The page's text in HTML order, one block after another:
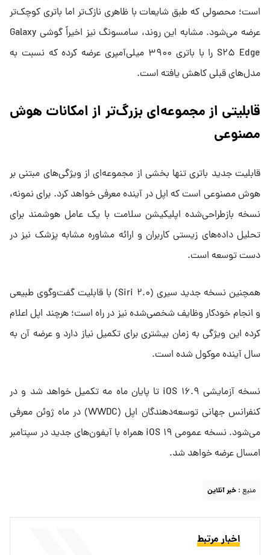
است؛ محصولی که طبق شایعات با ظاهری نازک‌تر اما باتری کوچک‌تر
عرضه می‌شود. مشابه این روند، سامسونگ نیز اخیراً گوشی Galaxy
S۲۵ Edge را با باتری ۳۹۰۰ میلی‌آمپری عرضه کرده که نسبت به
مدل‌های قبلی کاهش یافته است.
قابلیتی از مجموعه‌ای بزرگ‌تر از امکانات هوش
مصنوعی
قابلیت جدید باتری تنها بخشی از مجموعه‌ای از ویژگی‌های مبتنی بر
هوش مصنوعی است که اپل در آینده معرفی خواهد کرد. برای نمونه،
نسخه بازطراحی‌شده اپلیکیشن سلامت با یک عامل هوشمند برای
تحلیل داده‌های زیستی کاربران و ارائه مشاوره مشابه پزشک نیز در
دست توسعه است.
همچنین نسخه جدید سیری (Siri ۲.۰) با قابلیت گفت‌وگوی طبیعی
و انجام خودکار وظایف شخصی‌شده نیز در راه است؛ هرچند اپل اعلام
کرده این ویژگی به زمان بیشتری برای تکمیل نیاز دارد و عرضه آن به
سال آینده موکول شده است.
نسخه آزمایشی iOS ۱۶.۹ تا پایان ماه مه تکمیل خواهد شد و در
کنفرانس جهانی توسعه‌دهندگان اپل (WWDC) در ماه ژوئن معرفی
می‌شود. نسخه عمومی iOS ۱۹ همراه با آیفون‌های جدید در سپتامبر
امسال عرضه خواهد شد.
منبع : خبر آنلاین
اخبار مرتبط